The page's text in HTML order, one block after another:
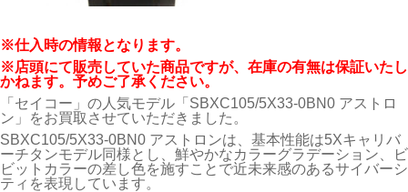
※仕入時の情報となります。
※店頭にて販売していた商品ですが、在庫の有無は保証いたし
かねます。予めご了承ください。
「 セイコー 」の人気モデル「SBXC105/5X33-0BN0 アストロ
ン」をお買取させていただきました。
SBXC105/5X33-0BN0 アストロンは、基本性能は5Xキャリバ
ーチタンモデル同様とし、鮮やかなカラーグラデーション、ビ
ビットカラーの差し色を施すことで近未来感のあるサイバーシ
ティを表現しています。